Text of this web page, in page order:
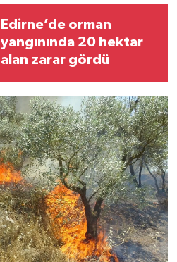
Edirne’de orman
yangınında 20 hektar
alan zarar gördü